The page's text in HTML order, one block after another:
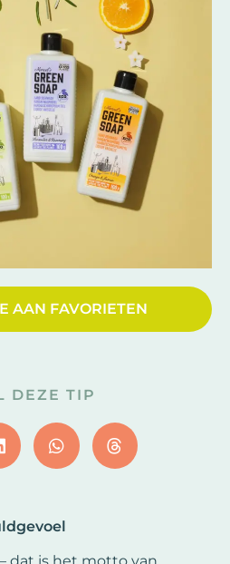
– dat is het motto van
AAN FAVORIETEN
DEZE TIP